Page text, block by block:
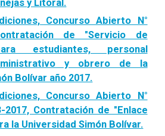
y Litoral.
Concurso Abierto N°
de "Servicio de
estudiantes, personal
y obrero de la
Bolívar año 2017.
Concurso Abierto N°
2017, Contratación de "Enlace
la Universidad Simón Bolívar.